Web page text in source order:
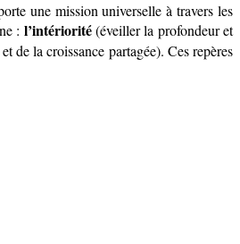
une mission universelle à travers les
: l’intériorité(éveiller la profondeur et
de la croissance partagée). Ces repères